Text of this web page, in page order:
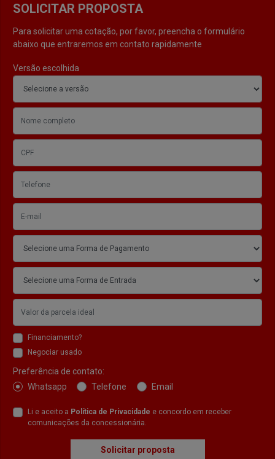
SOLICITAR PROPOSTA
Para solicitar uma cotação, por favor, preencha o formulário
abaixo que entraremos em contato rapidamente
Versão escolhida
Financiamento?
Negociar usado
Preferência de contato:
Whatsapp
Telefone Email
Li e aceito a Política de Privacidade e concordo em receber
comunicações da concessionária.
Solicitar proposta